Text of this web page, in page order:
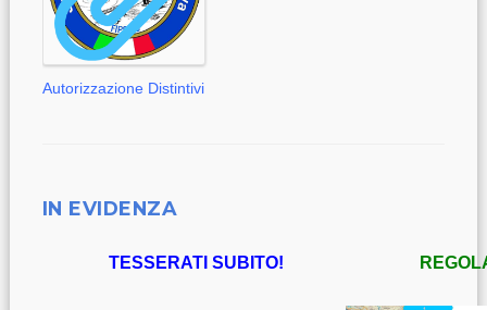
Autorizzazione Distintivi
IN EVIDENZA
TESSERATI SUBITO!